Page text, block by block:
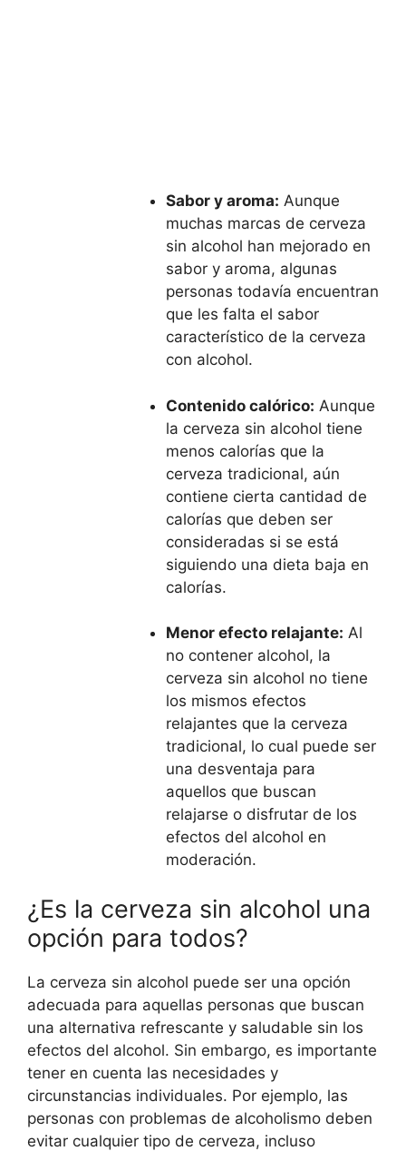
Sabor y aroma: Aunque
muchas marcas de cerveza
sin alcohol han mejorado en
sabor y aroma, algunas
personas todavía encuentran
que les falta el sabor
característico de la cerveza
con alcohol.
Contenido calórico: Aunque
la cerveza sin alcohol tiene
menos calorías que la
cerveza tradicional, aún
contiene cierta cantidad de
calorías que deben ser
consideradas si se está
siguiendo una dieta baja en
calorías.
Menor efecto relajante: Al
no contener alcohol, la
cerveza sin alcohol no tiene
los mismos efectos
relajantes que la cerveza
tradicional, lo cual puede ser
una desventaja para
aquellos que buscan
relajarse o disfrutar de los
efectos del alcohol en
moderación.
¿Es la cerveza sin alcohol una
opción para todos?
La cerveza sin alcohol puede ser una opción
adecuada para aquellas personas que buscan
una alternativa refrescante y saludable sin los
efectos del alcohol. Sin embargo, es importante
tener en cuenta las necesidades y
circunstancias individuales. Por ejemplo, las
personas con problemas de alcoholismo deben
evitar cualquier tipo de cerveza, incluso